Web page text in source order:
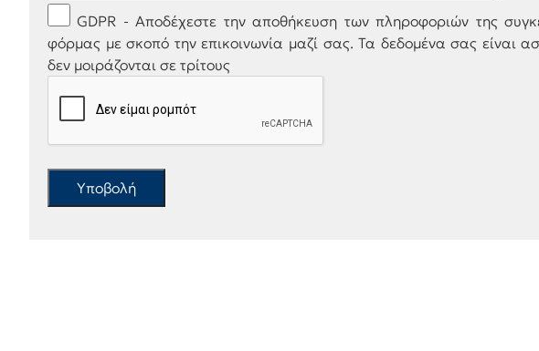
GDPR - Αποδέχεστε την αποθήκευση των πληροφοριών της
φόρμας με σκοπό την επικοινωνία μαζί σας. Τα δεδομένα σας είναι
δεν μοιράζονται σε τρίτους